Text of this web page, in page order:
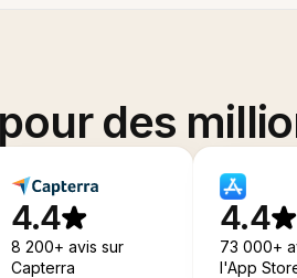
des
4.4
8 200+ avis sur
Capterra
4.4
73 000+
l'App